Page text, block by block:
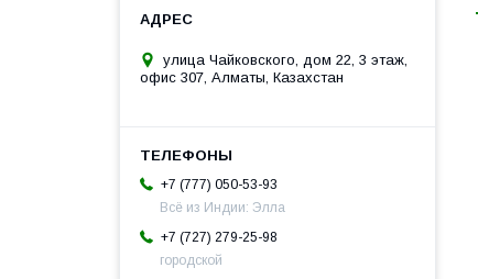
улица Чайковского, дом 22, 3 этаж,
офис 307, Алматы, Казахстан
+7 (777) 050-53-93
Всё из Индии: Элла
+7 (727) 279-25-98
городской